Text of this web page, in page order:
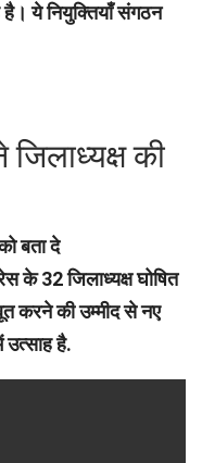
है। ये नियुक्तियाँ संगठन
की
बता दे
के 32 जिलाध्यक्ष घोषित
करने की उम्मीद से नए
उत्साह है.